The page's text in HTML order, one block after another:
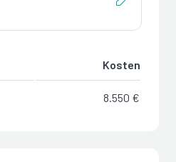
Kosten
8.550 €